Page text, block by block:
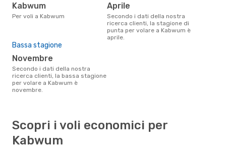
Kabwum
Per voli a Kabwum
aprile
Secondo i dati della nostra
ricerca clienti, la stagione di
punta per volare a Kabwum è
aprile.
Bassa stagione
novembre
Secondo i dati della nostra
ricerca clienti, la bassa stagione
per volare a Kabwum è
novembre.
Scopri i voli economici per
Kabwum